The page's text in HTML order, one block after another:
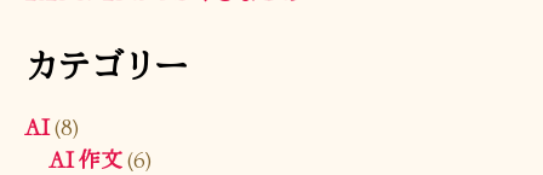
カテゴリー
AI(8)
AI 作文(6)